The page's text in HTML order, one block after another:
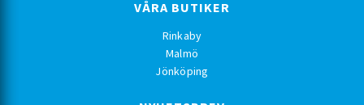
VÅRA BUTIKER
Rinkaby
Malmö
Jönköping